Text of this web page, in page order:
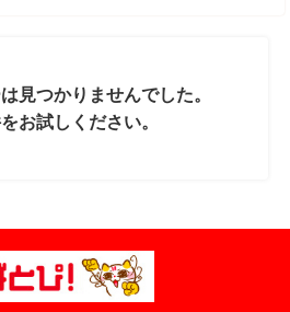
見つかりませんでした。
お試しください。